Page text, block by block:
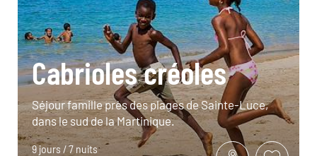
Cabrioles créoles
Séjour famille près des plages de Sainte-Luce,
dans le sud de la Martinique.
9 jours / 7 nuits